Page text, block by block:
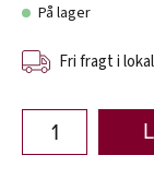
På lager
Fri fragt i